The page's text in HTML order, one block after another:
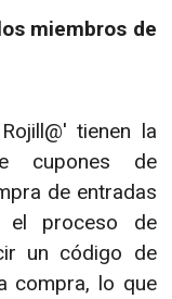
miembros de
tienen la
cupones de
de entradas
el proceso de
un código de
compra, lo que